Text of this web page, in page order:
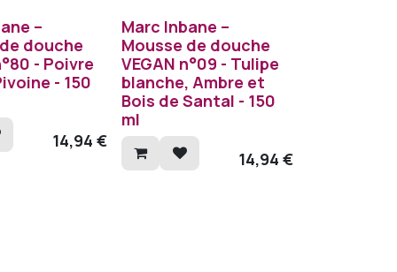
–
douche
- Poivre
- 150
14,94 €
Marc Inbane –
Mousse de douche
VEGAN n°09 - Tulipe
blanche, Ambre et
Bois de Santal - 150
ml
14,94 €